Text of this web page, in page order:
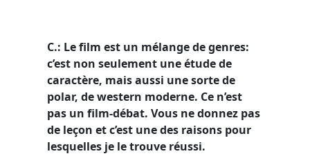
C.: Le film est un mélange de genres:
c’est non seulement une étude de
caractère, mais aussi une sorte de
polar, de western moderne. Ce n’est
pas un film-débat. Vous ne donnez pas
de leçon et c’est une des raisons pour
lesquelles je le trouve réussi.